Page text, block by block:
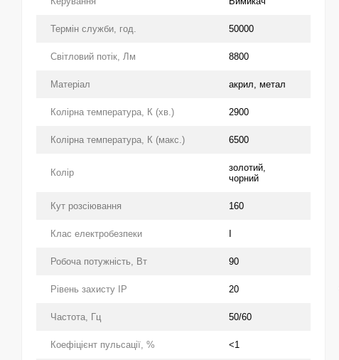
Термін служби, год. 50000
Світловий потік, Лм 8800
Матеріал акрил, метал
Колірна температура, К (хв.) 2900
Колірна температура, К (макс.) 6500
Колір
золотий,
чорний
Кут розсіювання 160
Клас електробезпеки
Робоча потужність, Вт 90
Рівень захисту IP 20
Частота, Гц 50/60
Коефіцієнт пульсації, % <1